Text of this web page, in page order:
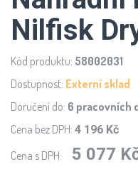
Nilfisk
Kód produktu: 58002031
Dostupnost: Externí sklad
Doručení do: 6 pracovních
Cena bez DPH: 4 196 Kč
Cena s DPH: 5 077